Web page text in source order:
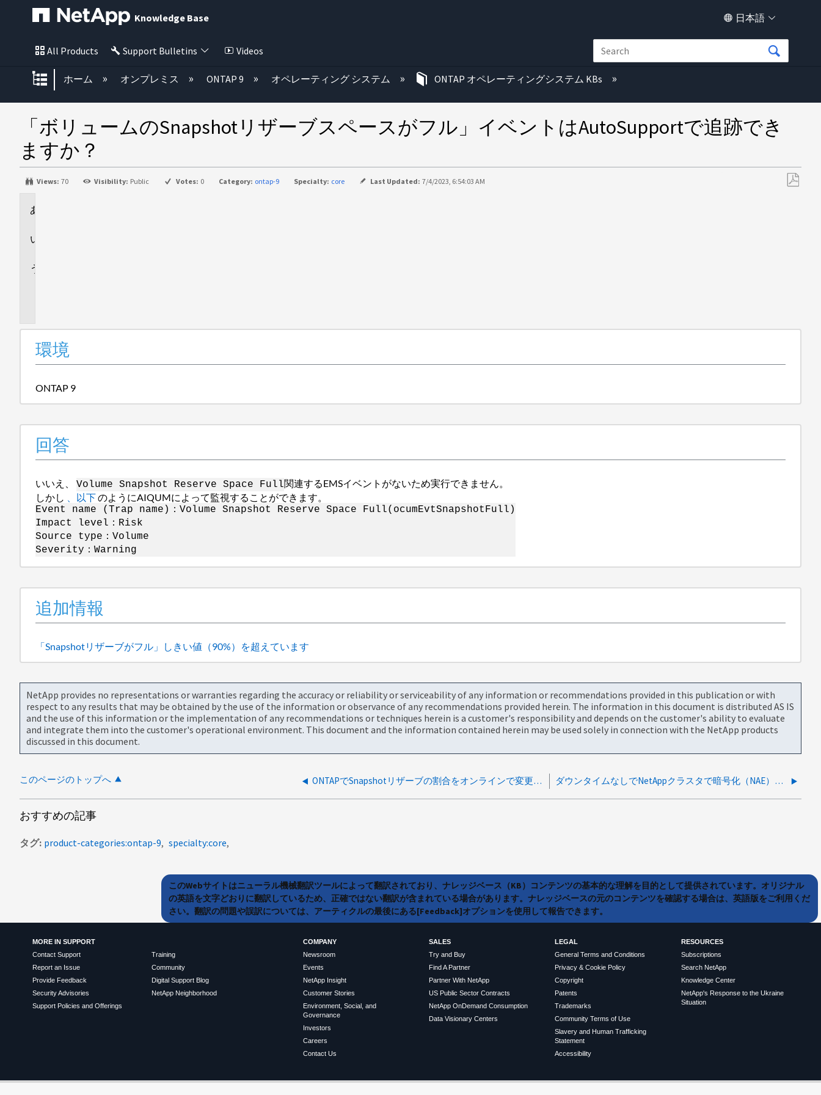
Knowledge Base 日本語
All Products Support Bulletins Videos
グローバル階層を展開/折りたたむ
ホーム オンプレミス ONTAP 9 オペレーティング システム ONTAP オペレーティングシステム KBs
「ボリュームのSnapshotリザーブスペースがフル」イベントはAutoSupportで追跡でき
ますか？
Views: 70 Visibility: Public Votes: 0 Category: ontap-9 Specialty: core Last Updated: 7/4/2023, 6:54:03 AM
環境
ONTAP 9
回答
いいえ、 Volume Snapshot Reserve Space Full関連するEMSイベントがないため実行できません。
しかし
、以下のようにAIQUMによって監視することができます。
Event name (Trap name)：Volume Snapshot Reserve Space Full(ocumEvtSnapshotFull)
Impact level：Risk
Source type：Volume
Severity：Warning
追加情報
「Snapshotリザーブがフル」しきい値（90%）を超えています
NetApp provides no representations or warranties regarding the accuracy or reliability or serviceability of any information or recommendations provided in this publication or with
respect to any results that may be obtained by the use of the information or observance of any recommendations provided herein. The information in this document is distributed AS IS
and the use of this information or the implementation of any recommendations or techniques herein is a customer's responsibility and depends on the customer's ability to evaluate
and integrate them into the customer's operational environment. This document and the information contained herein may be used solely in connection with the NetApp products
discussed in this document.
このページのトップへ ONTAPでSnapshotリザーブの割合をオンラインで変更できますか？ ダウンタイムなしでNetAppクラスタで暗号化（NAE）を有効にできますか
おすすめの記事
タグ product-categories:ontap-9 specialty:core
このWebサイトはニューラル機械翻訳ツールによって翻訳されており、ナレッジベース（KB）コンテンツの基本的な理解を目的として提供されています。オリジナル
の英語を文字どおりに翻訳しているため、正確ではない翻訳が含まれている場合があります。ナレッジベースの元のコンテンツを確認する場合は、英語版をご利用くだ
さい。翻訳の問題や誤訳については、アーティクルの最後にある[Feedback]オプションを使用して報告できます。
MORE IN SUPPORT
Contact Support
Report an Issue
Provide Feedback
Security Advisories
Support Policies and Offerings
Training
Community
Digital Support Blog
NetApp Neighborhood
COMPANY
Newsroom
Events
NetApp Insight
Customer Stories
Environment, Social, and
Governance
Investors
Careers
Contact Us
SALES
Try and Buy
Find A Partner
Partner With NetApp
US Public Sector Contracts
NetApp OnDemand Consumption
Data Visionary Centers
LEGAL
General Terms and Conditions
Privacy & Cookie Policy
Copyright
Patents
Trademarks
Community Terms of Use
Slavery and Human Trafficking
Statement
Accessibility
RESOURCES
Subscriptions
Search NetApp
Knowledge Center
NetApp's Response to the Ukraine
Situation